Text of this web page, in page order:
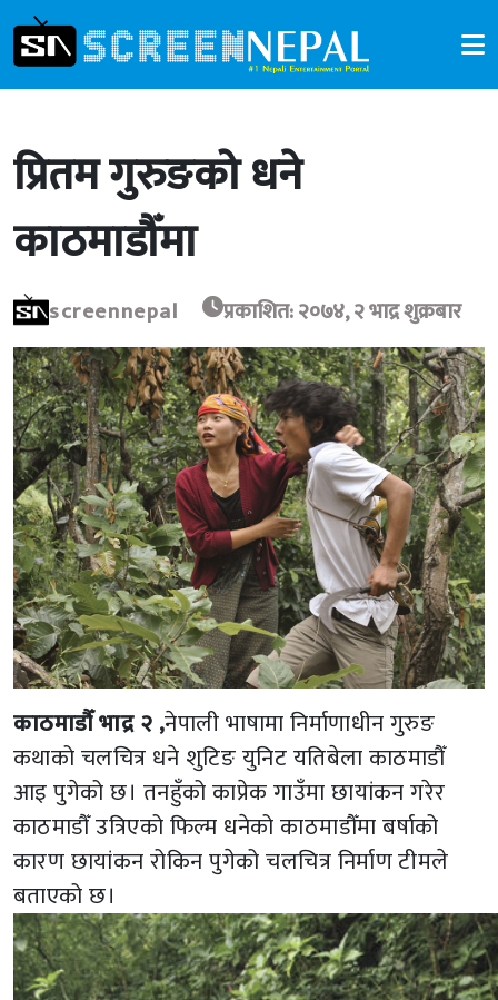
प्रितम गुरुङको धने
काठमाडौँमा
screennepal प्रकाशित: २०७४, २ भाद्र शुक्रबार
काठमाडौँ भाद्र २ ,नेपाली भाषामा निर्माणाधीन गुरुङ
कथाको चलचित्र धने शुटिङ युनिट यतिबेला काठमाडौँ
आइ पुगेको छ। तनहुँको काप्रेक गाउँमा छायांकन गरेर
काठमाडौँ उत्रिएको फिल्म धनेको काठमाडौँमा बर्षाको
कारण छायांकन रोकिन पुगेको चलचित्र निर्माण टीमले
बताएको छ।